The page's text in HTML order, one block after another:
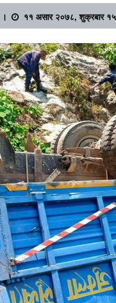
११ असार २०७८, शुक्रबार